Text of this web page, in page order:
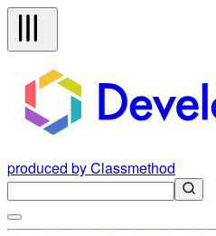
produced by Classmethod